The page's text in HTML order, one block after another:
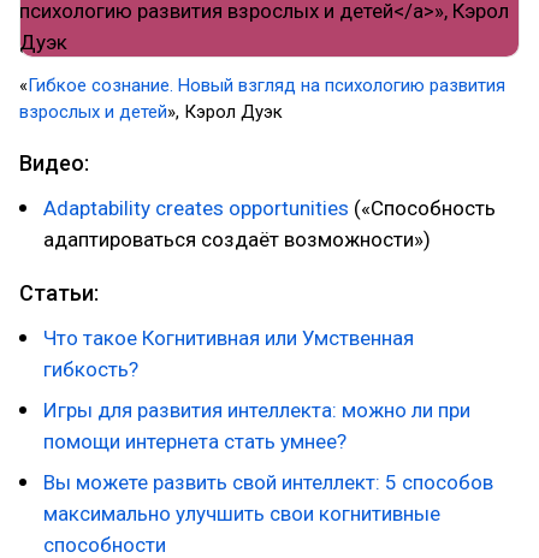
​«Гибкое сознание. Новый взгляд на психологию развития
взрослых и детей», Кэрол Дуэк
Видео:
Adaptability creates opportunities («Способность
адаптироваться создаёт возможности»)
Статьи:
Что такое Когнитивная или Умственная
гибкость?
Игры для развития интеллекта: можно ли при
помощи интернета стать умнее?
Вы можете развить свой интеллект: 5 способов
максимально улучшить свои когнитивные
способности